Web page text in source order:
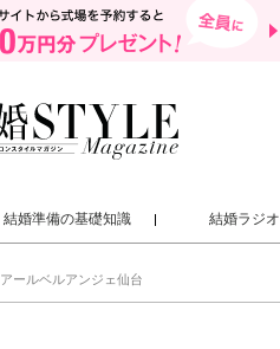
結婚準備の基礎知識 結婚ラジオ
アールベルアンジェ仙台